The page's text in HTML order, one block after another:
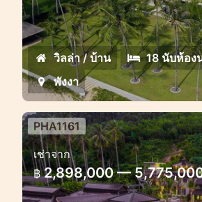
Ideal wedding or
high-end tropical villas
วิลล่า / บ้าน
18 นับห้อง
พังงา
10 bedroom villa sea
Nga
Group vacation dream-
PHA1161
เช่าจาก
฿ 2,898,000 —